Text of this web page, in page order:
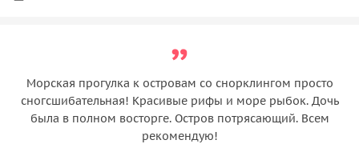
Морская прогулка к островам со снорклингом просто
сногсшибательная! Красивые рифы и море рыбок. Дочь
была в полном восторге. Остров потрясающий. Всем
рекомендую!